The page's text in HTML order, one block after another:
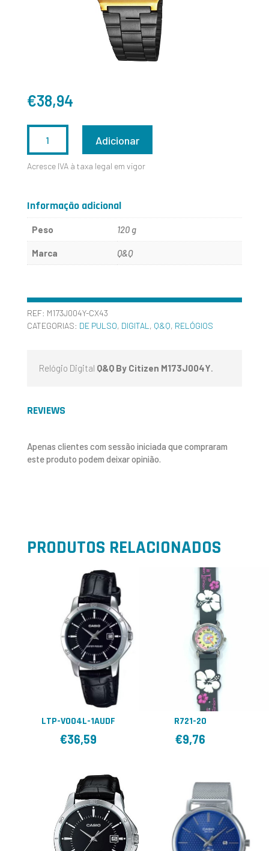
€38,94
DE
Adicionar
Acresce IVA à taxa legal em vigor
Informação adicional
Peso 120 g
Marca Q&Q
REF: M173J004Y-CX43
CATEGORIAS: DE PULSO, DIGITAL, Q&Q, RELÓGIOS
Relógio Digital Q&Q By Citizen M173J004Y.
REVIEWS
Apenas clientes com sessão iniciada que compraram
este produto podem deixar opinião.
PRODUTOS RELACIONADOS
LTP-V004L-1AUDF
€36,59
R721-20
€9,76